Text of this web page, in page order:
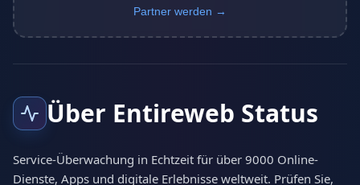
Partner werden →
Über Entireweb Status
Service-Überwachung in Echtzeit für über 9000 Online-
Dienste, Apps und digitale Erlebnisse weltweit. Prüfen Sie,